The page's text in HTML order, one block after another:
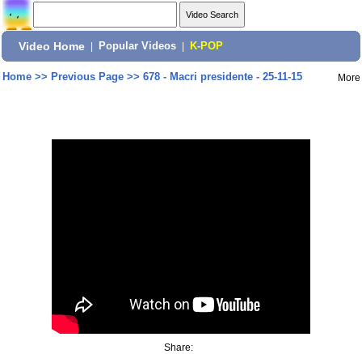
Video Home Popular Videos K-POP
Home>> Previous Page>> 678 - Macri presidente - 25-11-15 More
Share: